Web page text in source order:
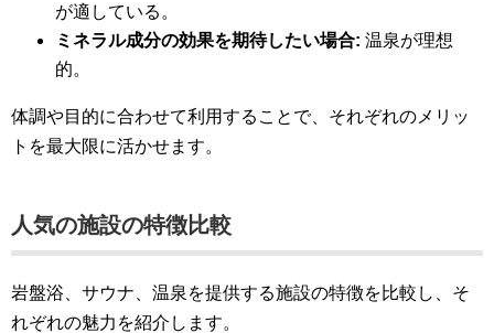
が適している。
ミネラル成分の効果を期待したい場合: 温泉が理想
的。
体調や目的に合わせて利用することで、それぞれのメリッ
トを最大限に活かせます。
人気の施設の特徴比較
岩盤浴、サウナ、温泉を提供する施設の特徴を比較し、そ
れぞれの魅力を紹介します。